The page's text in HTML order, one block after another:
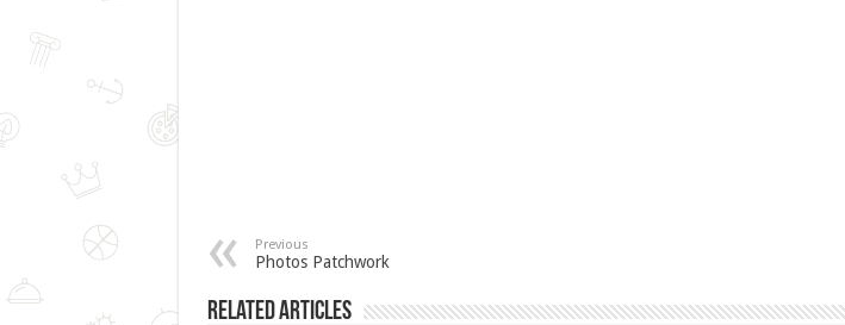
Previous
Photos Patchwork
Related Articles